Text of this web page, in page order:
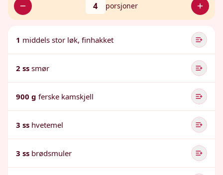
4 porsjoner
1 middels stor løk, finhakket
2 ss smør
900 g ferske kamskjell
3 ss hvetemel
3 ss brødsmuler